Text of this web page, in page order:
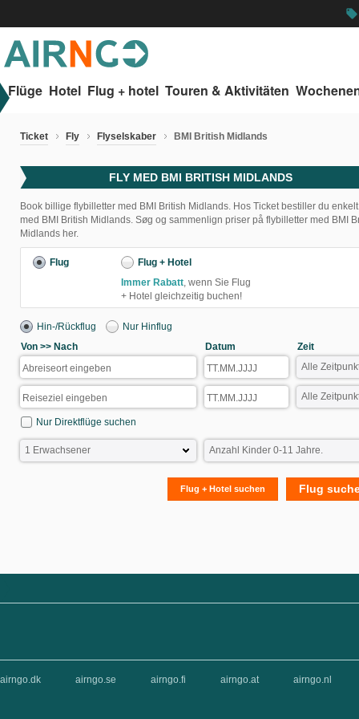
local_offer
Flüge Hotel Flug + hotel Touren & Aktivitäten
Ticket Fly Flyselskaber BMI British Midlands
FLY MED BMI BRITISH MIDLANDS
Book billige flybilletter med BMI British Midlands. Hos Ticket bestiller du
med BMI British Midlands. Søg og sammenlign priser på flybilletter med BMI
Midlands her.
Flug
Flug + Hotel
Immer Rabatt, wenn Sie Flug
+ Hotel gleichzeitig buchen!
Hin-/Rückflug
Nur Hinflug
Von >> Nach
Datum Zeit
Nur Direktflüge suchen
Flug
Flug + Hotel suchen
airngo.dk airngo.se airngo.fi airngo.at airngo.nl